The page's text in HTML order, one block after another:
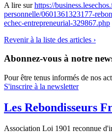
A lire surhttps://
personnelle/0601361323177-
echec-entrepreneurial-329867.php
Revenir à la liste des articles ›
Abonnez-vous à notre
Pour être tenus informés de nos
S'inscrire à la newsletter
Les Rebondisseurs
Association Loi 1901 reconnue